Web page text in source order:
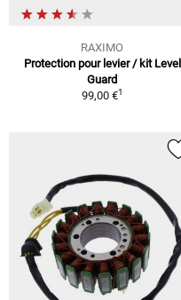
RAXIMO
Protection pour levier / kit Level
Guard
99,00 €1